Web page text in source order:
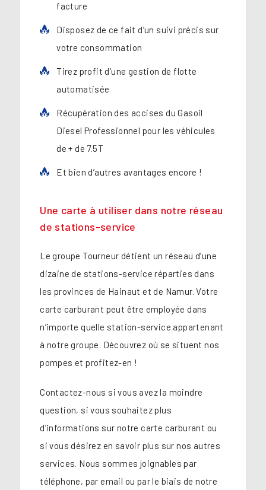
facture
Disposez de ce fait d’un suivi précis sur
votre consommation
Tirez profit d’une gestion de flotte
automatisée
Récupération des accises du Gasoil
Diesel Professionnel pour les véhicules
de + de 7.5T
Et bien d’autres avantages encore !
Une carte à utiliser dans notre réseau
de stations-service
Le groupe Tourneur détient un réseau d’une
dizaine de stations-service réparties dans
les provinces de Hainaut et de Namur. Votre
carte carburant peut être employée dans
n’importe quelle station-service appartenant
à notre groupe. Découvrez où se situent nos
pompes et profitez-en !
Contactez-nous si vous avez la moindre
question, si vous souhaitez plus
d’informations sur notre carte carburant ou
si vous désirez en savoir plus sur nos autres
services. Nous sommes joignables par
téléphone, par email ou par le biais de notre